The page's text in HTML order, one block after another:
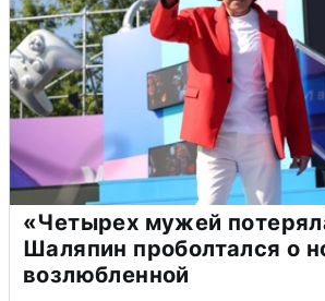
«Четырех мужей
Шаляпин проболтался о
возлюбленной